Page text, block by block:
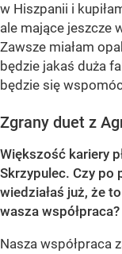
w Hiszpanii i
ale mające jeszcze
Zawsze miałam
będzie jakaś duża
będzie się
Zgrany duet z
Większość kariery
Skrzypulec. Czy po
wiedziałaś już, że
wasza współpraca?
Nasza współpraca